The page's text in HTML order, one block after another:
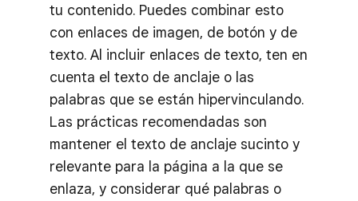
tu contenido. Puedes combinar esto
con enlaces de imagen, de botón y de
texto. Al incluir enlaces de texto, ten en
cuenta el texto de anclaje o las
palabras que se están hipervinculando.
Las prácticas recomendadas son
mantener el texto de anclaje sucinto y
relevante para la página a la que se
enlaza, y considerar qué palabras o